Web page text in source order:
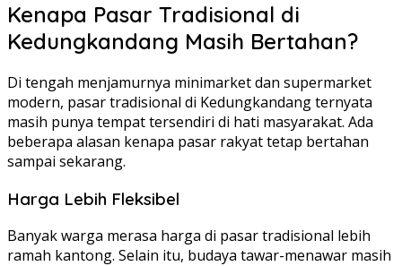
Kenapa Pasar Tradisional di
Kedungkandang Masih Bertahan?
Di tengah menjamurnya minimarket dan supermarket
modern, pasar tradisional di Kedungkandang ternyata
masih punya tempat tersendiri di hati masyarakat. Ada
beberapa alasan kenapa pasar rakyat tetap bertahan
sampai sekarang.
Harga Lebih Fleksibel
Banyak warga merasa harga di pasar tradisional lebih
ramah kantong. Selain itu, budaya tawar-menawar masih